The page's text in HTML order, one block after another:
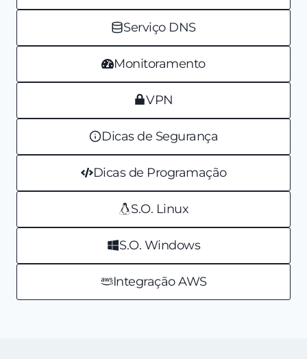
Serviço DNS
Monitoramento
VPN
Dicas de Segurança
Dicas de Programação
S.O. Linux
S.O. Windows
Integração AWS